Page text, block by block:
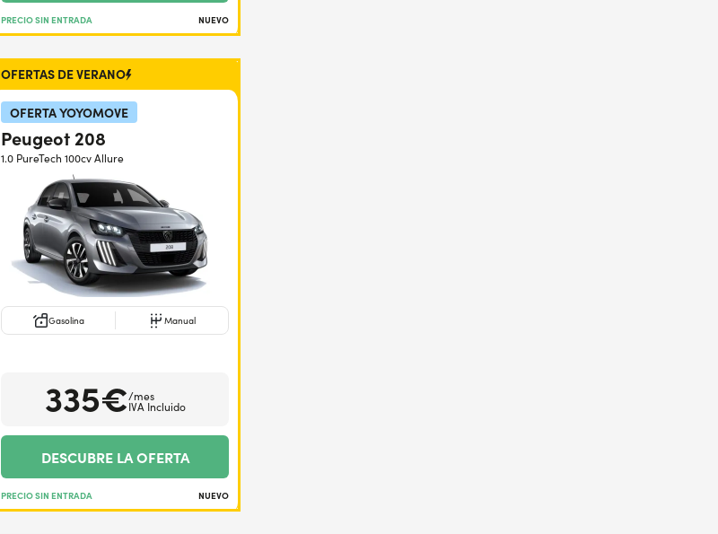
PRECIO SIN ENTRADA NUEVO
OFERTAS DE VERANO
OFERTA YOYOMOVE
Peugeot 208
1.0 PureTech 100cv Allure
Gasolina Manual
335€/mes
IVA Incluido
DESCUBRE LA OFERTA
PRECIO SIN ENTRADA NUEVO